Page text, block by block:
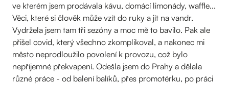
ve kterém jsem prodávala kávu, domácí limonády, waffle...
Věci, které si člověk může vzít do ruky a jít na vandr.
Vydržela jsem tam tři sezóny a moc mě to bavilo. Pak ale
přišel covid, který všechno zkomplikoval, a nakonec mi
město neprodloužilo povolení k provozu, což bylo
nepříjemné překvapení. Odešla jsem do Prahy a dělala
různé práce - od balení balíků, přes promotérku, po práci